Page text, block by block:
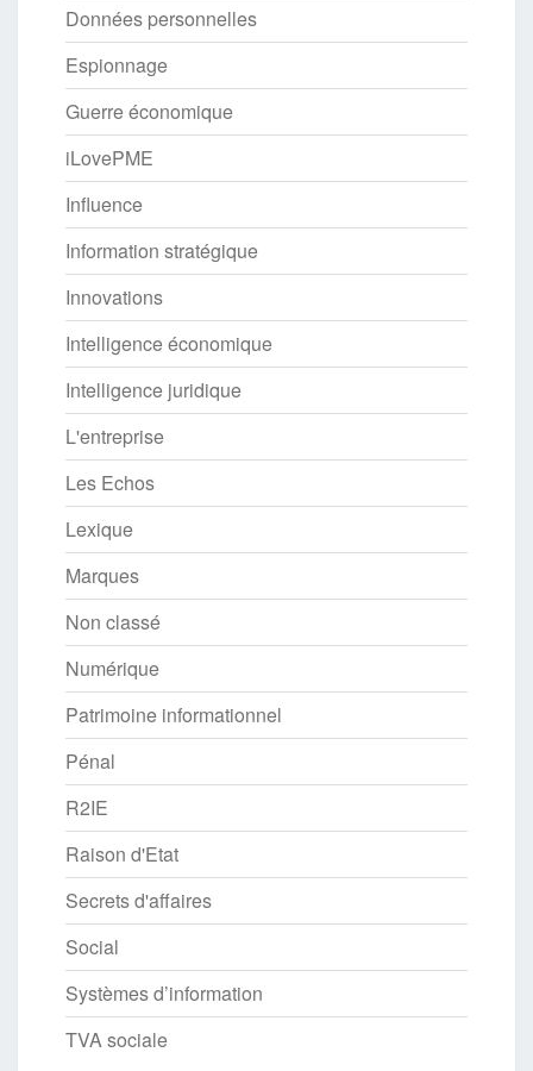
Données personnelles
Espionnage
Guerre économique
iLovePME
Influence
Information stratégique
Innovations
Intelligence économique
Intelligence juridique
L'entreprise
Les Echos
Lexique
Marques
Non classé
Numérique
Patrimoine informationnel
Pénal
R2IE
Raison d'Etat
Secrets d'affaires
Social
Systèmes d’information
TVA sociale